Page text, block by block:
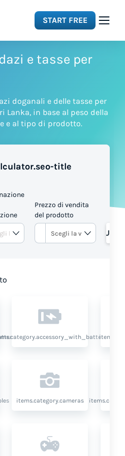
START FREE
e tasse per
doganali e delle tasse per
Lanka, in base al peso della
e al tipo di prodotto.
title
Prezzo di vendita
del prodotto
RICHIEDI UN
items.category.cameras